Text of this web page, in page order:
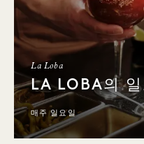
La Loba
LA LOBA의
매주 일요일